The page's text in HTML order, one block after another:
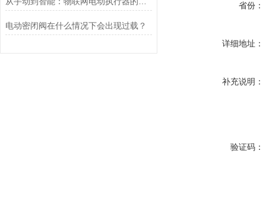
电动密闭阀在什么情况下会出现过载？
省份：
详细地址：
补充说明：
验证码：